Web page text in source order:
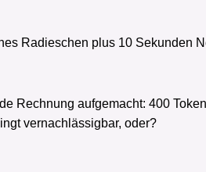
Radieschen plus 10 Sekunden
Rechnung aufgemacht: 400
vernachlässigbar, oder?